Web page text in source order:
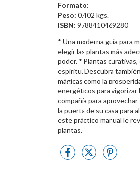
Formato:
Peso: 0.402 kgs.
ISBN: 9788410469280
* Una moderna guía para
elegir las plantas más
poder. * Plantas
espíritu. Descubra
mágicas como la
energéticos para vigorizar
compañía para
la puerta de su casa para
este práctico manual le
plantas.